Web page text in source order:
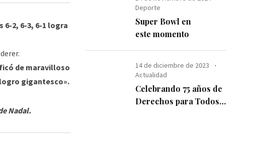
2, 6-3, 6-1 logra
de maravilloso
gigantesco».
Nadal.
Deporte
Super Bowl en
este momento
14 de diciembre de 2023
Actualidad
Celebrando 75 años de
Derechos para Todos: